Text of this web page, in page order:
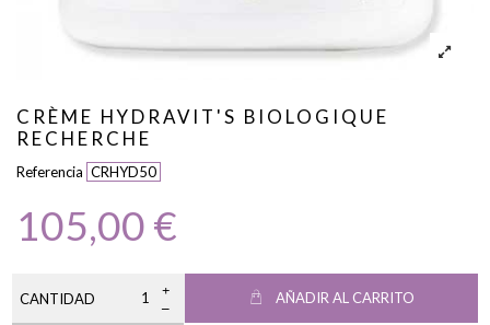
CRÈME HYDRAVIT'S BIOLOGIQUE
RECHERCHE
Referencia CRHYD50
105,00 €
CANTIDAD AÑADIR AL CARRITO